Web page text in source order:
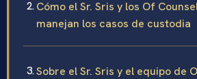
Cómo el Sr. Sris y los Of
manejan los casos de custodia
Sobre el Sr. Sris y el equipo de